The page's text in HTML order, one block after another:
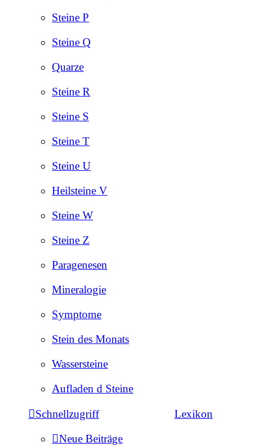
Steine P
Steine Q
Quarze
Steine R
Steine S
Steine T
Steine U
Heilsteine V
Steine W
Steine Z
Paragenesen
Mineralogie
Symptome
Stein des Monats
Wassersteine
Aufladen d Steine
Schnellzugriff
Neue Beiträge
Lexikon